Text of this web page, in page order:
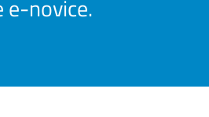
e-novice.